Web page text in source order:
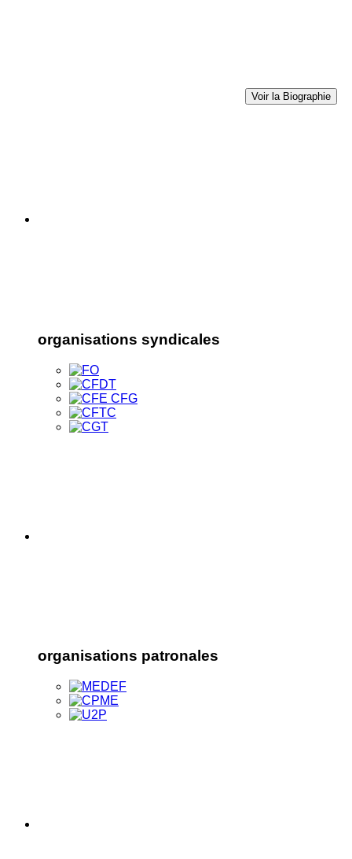
Voir la Biographie
organisations syndicales
organisations patronales